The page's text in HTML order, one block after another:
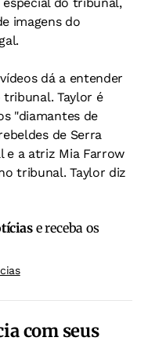
imagens do
dá a entender
Taylor é
"diamantes de
de Serra
e a atriz Mia Farrow
tribunal. Taylor diz
e receba os
com seus